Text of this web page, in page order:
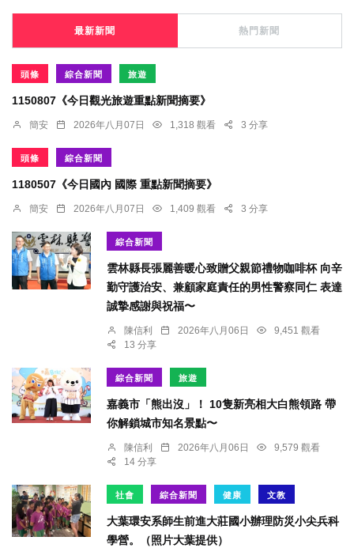
最新新聞 熱門新聞
頭條 綜合新聞 旅遊
1150807《今日觀光旅遊重點新聞摘要》
簡安 2026年八月07日 1,318 觀看 3 分享
頭條 綜合新聞
1180507《今日國內 國際 重點新聞摘要》
簡安 2026年八月07日 1,409 觀看 3 分享
綜合新聞
雲林縣長張麗善暖心致贈父親節禮物咖啡杯 向辛
勤守護治安、兼顧家庭責任的男性警察同仁 表達
誠摯感謝與祝福〜
陳信利 2026年八月06日
9,451 觀看
13 分享
綜合新聞 旅遊
嘉義市「熊出沒」！ 10隻新亮相大白熊領路 帶
你解鎖城市知名景點〜
陳信利 2026年八月06日
9,579 觀看
14 分享
社會 綜合新聞 健康 文教
大葉環安系師生前進大莊國小辦理防災小尖兵科
學營。（照片大葉提供）